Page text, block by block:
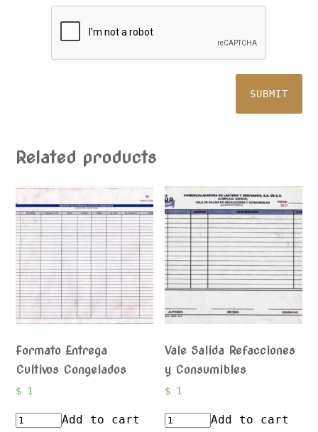
Related products
Formato Entrega
Cultivos Congelados
$1
Add to cart
Vale Salida Refacciones
y Consumibles
$ 1
Add to cart